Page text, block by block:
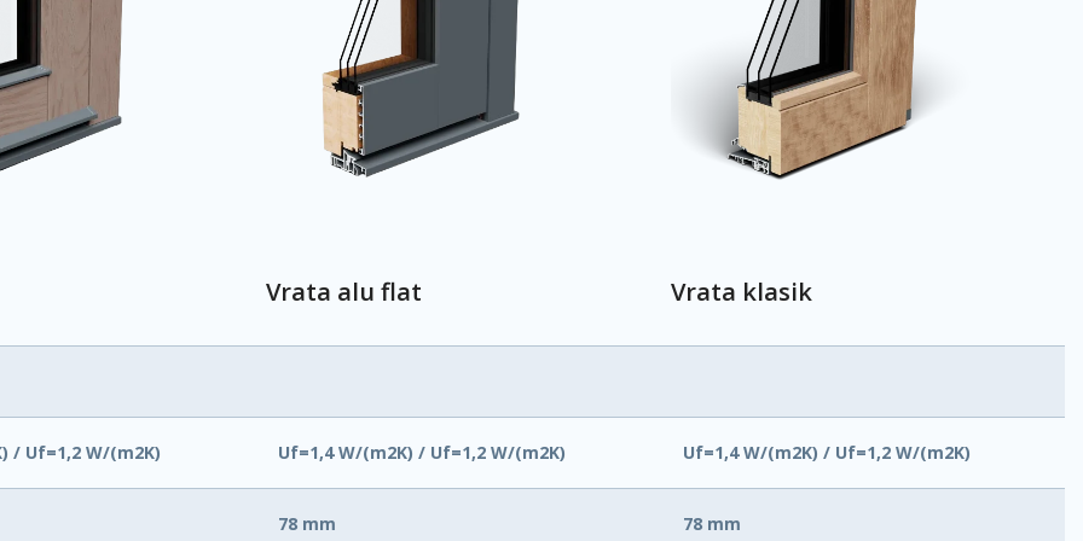
Vrata alu flat Vrata klasik
/ Uf=1,2 W/(m2K) Uf=1,4 W/(m2K) / Uf=1,2 W/(m2K) Uf=1,4 W/(m2K) / Uf=1,2 W/(m2K)
78 mm 78 mm